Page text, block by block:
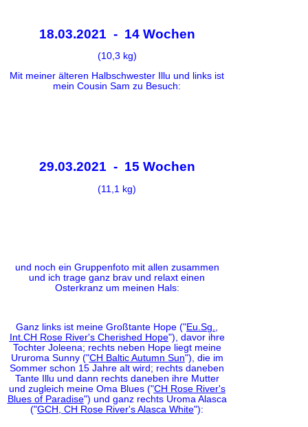
18.03.2021 - 14 Wochen
(10,3 kg)
Mit meiner älteren Halbschwester Illu und links ist
mein Cousin Sam zu Besuch:
29.03.2021 - 15 Wochen
(11,1 kg)
und noch ein Gruppenfoto mit allen zusammen
und ich trage ganz brav und relaxt einen
Osterkranz um meinen Hals:
Ganz links ist meine Großtante Hope ("Eu.Sg.,
Int.CH Rose River's Cherished Hope"), davor ihre
Tochter Joleena; rechts neben Hope liegt meine
Ururoma Sunny ("CH Baltic Autumn Sun"), die im
Sommer schon 15 Jahre alt wird; rechts daneben
Tante Illu und dann rechts daneben ihre Mutter
und zugleich meine Oma Blues ("CH Rose River's
Blues of Paradise") und ganz rechts Uroma Alasca
("GCH, CH Rose River's Alasca White"):